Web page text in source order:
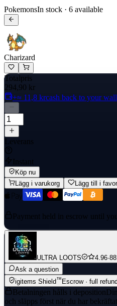
PokemonsIn stock · 6 available
Charizard
Totalpris
294,90 kr
+≈ 11,8 krcash back to your
Leverans
Instant
Köp nu
Lägg i varukorg
Lägg till i
Payment held in escrow until
ULTRA LOOTS 4.96·
Ask a question
igitems Shield™Escrow · full
Betalningen hålls i deposition
och släpps först när du har